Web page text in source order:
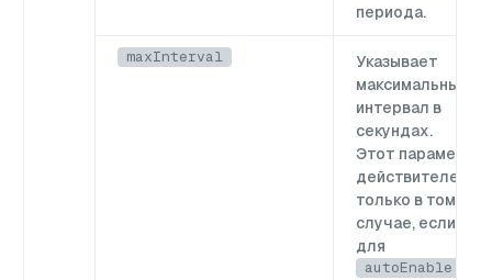
периода.
maxInterval
Указывает
максимальный
интервал в
секундах.
Этот параметр
действителен
только в том
случае, если
для
autoEnable